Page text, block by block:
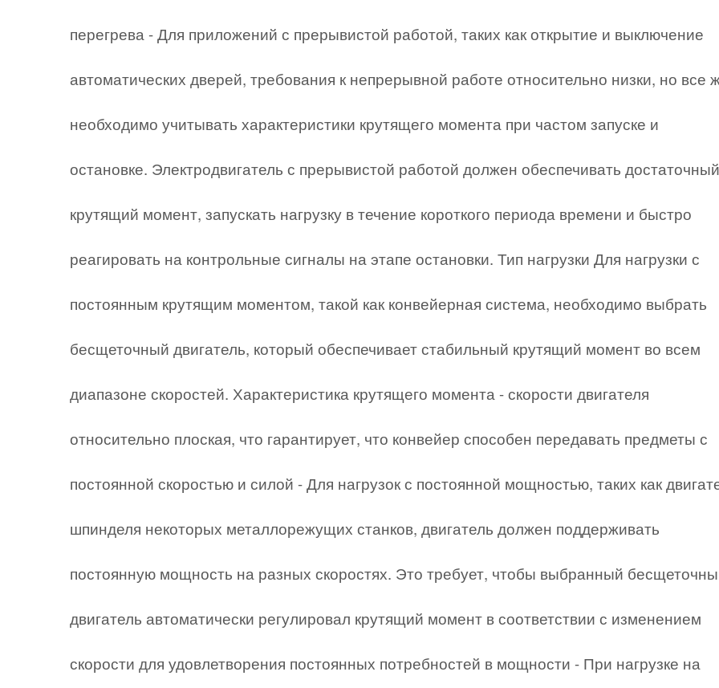
перегрева - Для приложений с прерывистой работой, таких как открытие и выключение
автоматических дверей, требования к непрерывной работе относительно низки, но все
необходимо учитывать характеристики крутящего момента при частом запуске и
остановке. Электродвигатель с прерывистой работой должен обеспечивать достаточный
крутящий момент, запускать нагрузку в течение короткого периода времени и быстро
реагировать на контрольные сигналы на этапе остановки. Тип нагрузки Для нагрузки с
постоянным крутящим моментом, такой как конвейерная система, необходимо выбрать
бесщеточный двигатель, который обеспечивает стабильный крутящий момент во всем
диапазоне скоростей. Характеристика крутящего момента - скорости двигателя
относительно плоская, что гарантирует, что конвейер способен передавать предметы с
постоянной скоростью и силой - Для нагрузок с постоянной мощностью, таких как
шпинделя некоторых металлорежущих станков, двигатель должен поддерживать
постоянную мощность на разных скоростях. Это требует, чтобы выбранный
двигатель автоматически регулировал крутящий момент в соответствии с изменением
скорости для удовлетворения постоянных потребностей в мощности - При нагрузке на